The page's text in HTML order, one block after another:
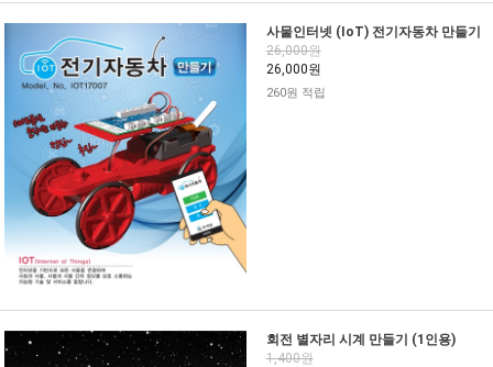
사물인터넷 (IoT) 전기자동차 만들기
26,000원
26,000원
260원 적립
회전 별자리 시계 만들기 (1인용)
1,400원